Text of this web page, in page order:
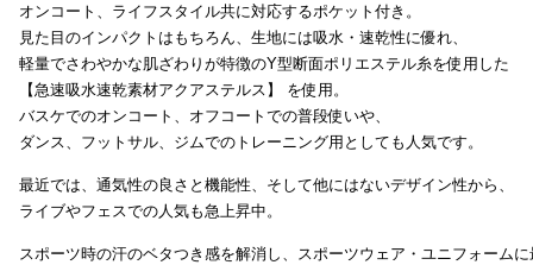
オンコート、ライフスタイル共に対応するポケット付き。
見た目のインパクトはもちろん、生地には吸水・速乾性に優れ、
軽量でさわやかな肌ざわりが特徴のY型断面ポリエステル糸を使用した
【急速吸水速乾素材アクアステルス】 を使用。
バスケでのオンコート、オフコートでの普段使いや、
ダンス、フットサル、ジムでのトレーニング用としても人気です。
最近では、通気性の良さと機能性、そして他にはないデザイン性から、
ライブやフェスでの人気も急上昇中。
スポーツ時の汗のベタつき感を解消し、スポーツウェア・ユニフォーム